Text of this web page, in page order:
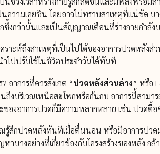
ความเคยชิน โดยอาจไม่ทราบสาเหตุที่แน่ชัด
ซึ้งกว่านั้นและเป็นสัญญาณเตือนที่ร่างกายกำลังบ
าะห์ถึงสาเหตุที่เป็นไปได้ของอาการปวดหลัง
ไปปรับใช้ในชีวิตประจำวันได้ทันที
? อาการที่ควรสังเกต “ปวดหลังส่วนล่าง” หรือ
ถึงบริเวณเหนือสะโพกหรือก้นกบ อาการนี้สาม
องอาการปวดก็มีความหลากหลาย เช่น ปวดตื้
รู้สึกปวดหลังทันทีเมื่อตื่นนอน หรือมีอาการปวด
างอย่างที่เกี่ยวข้องกับโครงสร้างของหลัง กล้